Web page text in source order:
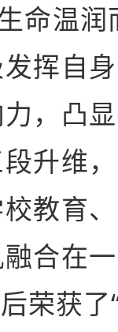
命温
挥自
，凸
升维
教育
合在
荣获